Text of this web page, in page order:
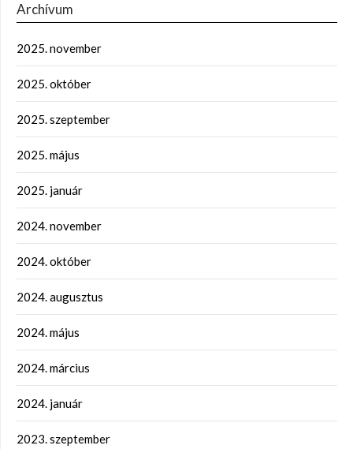
Archívum
2025. november
2025. október
2025. szeptember
2025. május
2025. január
2024. november
2024. október
2024. augusztus
2024. május
2024. március
2024. január
2023. szeptember